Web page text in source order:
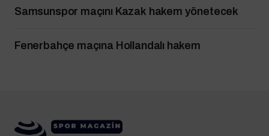
Samsunspor maçını Kazak hakem yönetecek
Fenerbahçe maçına Hollandalı hakem